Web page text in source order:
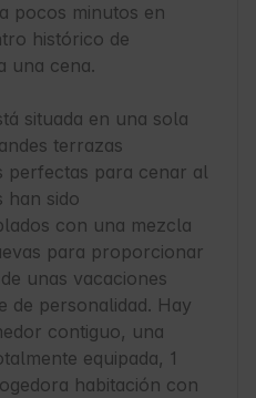
pocos minutos en
histórico de
una cena.
situada en una sola
terrazas
perfectas para cenar al
han sido
con una mezcla
para proporcionar
unas vacaciones
de personalidad. Hay
contiguo, una
equipada, 1
habitación con